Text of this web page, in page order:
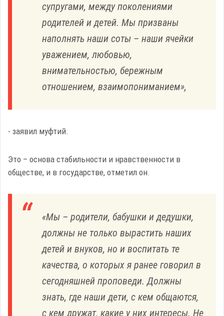
супругами, между поколениями
родителей и детей. Мы призваны
наполнять наши соты – наши ячейки
уважением, любовью,
внимательностью, бережным
отношением, взаимопониманием»,
- заявил муфтий.
Это – основа стабильности и нравственности в
обществе, и в государстве, отметил он.
«Мы – родители, бабушки и дедушки,
должны не только вырастить наших
детей и внуков, но и воспитать те
качества, о которых я ранее говорил в
сегодняшней проповеди. Должны
знать, где наши дети, с кем общаются,
с кем дружат, какие у них интересы. Не